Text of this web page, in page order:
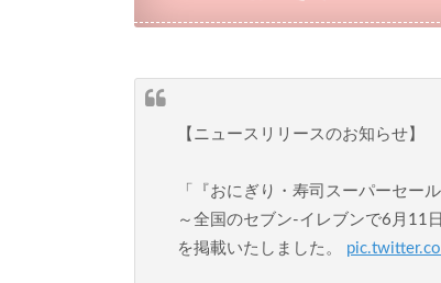
【ニュースリリースのお知らせ】
「『おにぎり・寿司スーパーセール
～全国のセブン‐イレブンで6月11
を掲載いたしました。